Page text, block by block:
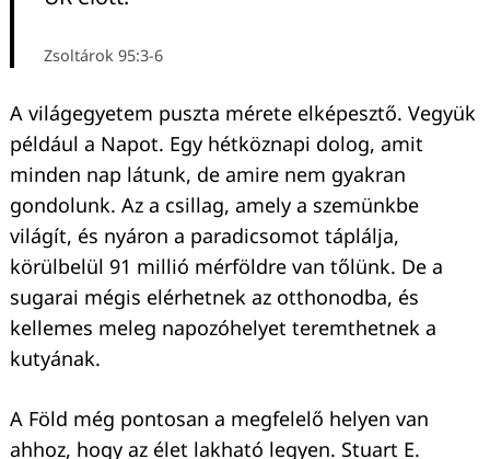
Zsoltárok 95:3-6
A világegyetem puszta mérete elképesztő. Vegyük
például a Napot. Egy hétköznapi dolog, amit
minden nap látunk, de amire nem gyakran
gondolunk. Az a csillag, amely a szemünkbe
világít, és nyáron a paradicsomot táplálja,
körülbelül 91 millió mérföldre van tőlünk. De a
sugarai mégis elérhetnek az otthonodba, és
kellemes meleg napozóhelyet teremthetnek a
kutyának.
A Föld még pontosan a megfelelő helyen van
ahhoz, hogy az élet lakható legyen. Stuart E.
Keresés: